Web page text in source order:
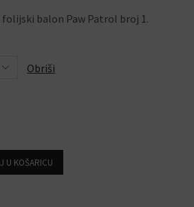
folijski balon Paw Patrol broj 1.
Obriši
U KOŠARICU